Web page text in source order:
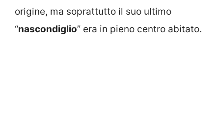
origine, ma soprattutto il suo ultimo
“nascondiglio” era in pieno centro abitato.